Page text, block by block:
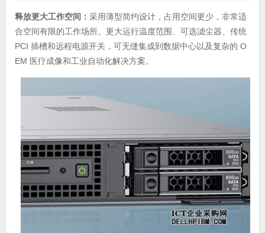
释放更大工作空间： 采用薄型简约设计，占用空间更少，非常适
合空间有限的工作场所。更大运行温度范围、可选滤尘器、传统
PCI 插槽和远程电源开关，可无缝集成到数据中心以及复杂的 O
EM 医疗成像和工业自动化解决方案。